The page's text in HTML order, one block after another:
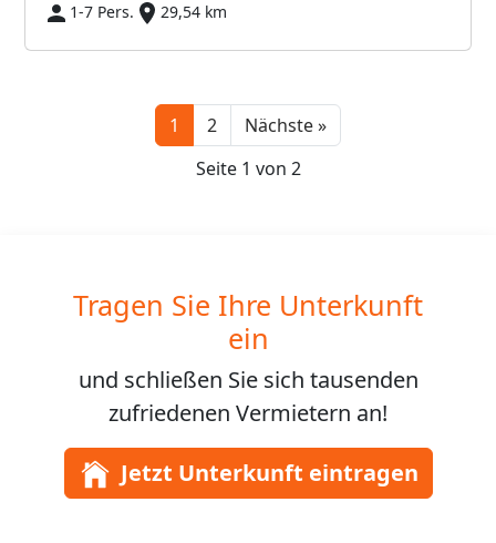
1-7 Pers.
29,54 km
1 2 Nächste »Next
Seite 1 von 2
Tragen Sie Ihre Unterkunft
ein
und schließen Sie sich tausenden
zufriedenen Vermietern an!
Jetzt Unterkunft eintragen